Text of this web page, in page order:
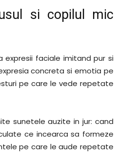
si copilul mic
expresii faciale imitand pur si
concreta si emotia pe
pe care le vede repetate
sunetele auzite in jur: cand
ce incearca sa formeze
pe care le aude repetate